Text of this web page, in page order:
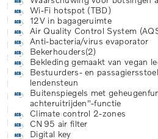
Wi-Fi hotspot (TBD)
12V in bagageruimte
Air Quality Control System
Anti-bacteria/virus evaporator
Bekerhouders(2)
Bekleding gemaakt van vegan
Bestuurders- en
lendensteun
Buitenspiegels met
achteruitrijden"-functie
Climate control 2-zones
CN95 air filter
Digital key